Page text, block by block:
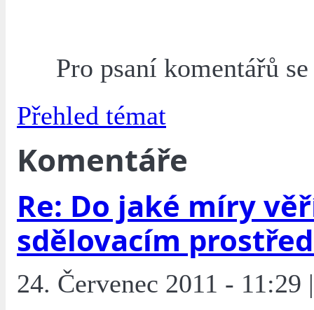
Pro psaní komentářů
Přehled témat
Komentáře
Re: Do jaké míry
sdělovacím
24. Červenec 2011 - 11:29